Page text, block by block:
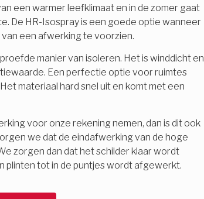
een warmer leefklimaat en in de zomer gaat
De HR-Isospray is een goede optie wanneer
een afwerking te voorzien.
manier van isoleren. Het is winddicht en
Een perfectie optie voor ruimtes
materiaal hard snel uit en komt met een
voor onze rekening nemen, dan is dit ook
we dat de eindafwerking van de hoge
zorgen dan dat het schilder klaar wordt
plinten tot in de puntjes wordt afgewerkt.